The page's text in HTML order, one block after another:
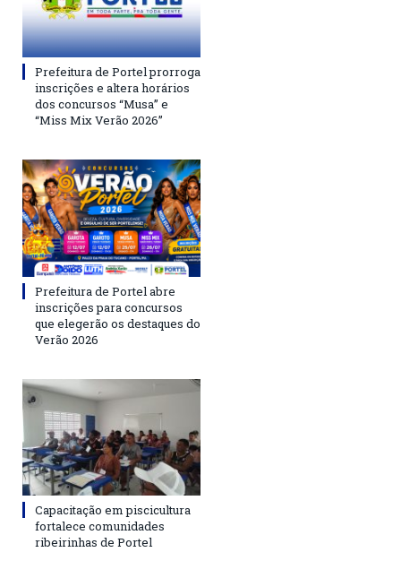
Prefeitura de Portel prorroga
inscrições e altera horários
dos concursos “Musa” e
“Miss Mix Verão 2026”
Prefeitura de Portel abre
inscrições para concursos
que elegerão os destaques do
Verão 2026
Capacitação em piscicultura
fortalece comunidades
ribeirinhas de Portel